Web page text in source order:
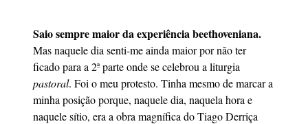
Saio sempre maior da experiência beethoveniana.
Mas naquele dia senti-me ainda maior por não ter
ficado para a 2ª parte onde se celebrou a liturgia
pastoral. Foi o meu protesto. Tinha mesmo de marcar a
minha posição porque, naquele dia, naquela hora e
naquele sítio, era a obra magnífica do Tiago Derriça